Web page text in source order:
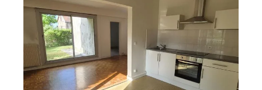
ROUEN 76
51,60 m2, 2 pièces
Ref : 8285
Appartement F2 à louer
740 €
par mois charges comprises